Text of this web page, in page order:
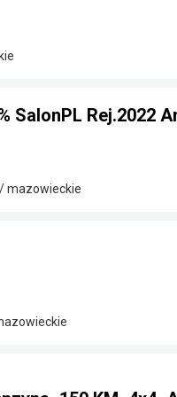
SalonPL Rej.2022
mazowieckie